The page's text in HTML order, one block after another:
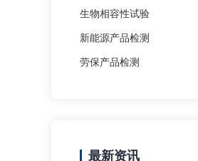
生物相容性试验
新能源产品检测
劳保产品检测
最新资讯